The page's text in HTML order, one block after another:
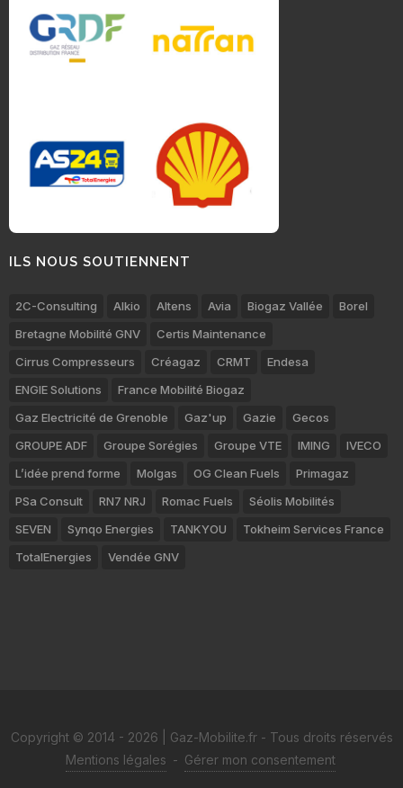
ILS NOUS SOUTIENNENT
2C-Consulting Alkio Altens Avia Biogaz Vallée
Borel
Bretagne Mobilité GNV
Certis Maintenance
Cirrus Compresseurs
Créagaz CRMT
Endesa
ENGIE Solutions
France Mobilité Biogaz
Gaz Electricité de Grenoble
Gaz'up Gazie
Gecos
GROUPE ADF
Groupe Sorégies Groupe VTE IMING
IVECO
L’idée prend forme
Molgas OG Clean Fuels
Primagaz
PSa Consult
RN7 NRJ Romac Fuels
Séolis Mobilités
SEVEN
Synqo Energies TANKYOU
Tokheim Services France
TotalEnergies
Vendée GNV
Copyright © 2014 - 2026 | Gaz-Mobilite.fr - Tous droits réservés
Mentions légales - Gérer mon consentement